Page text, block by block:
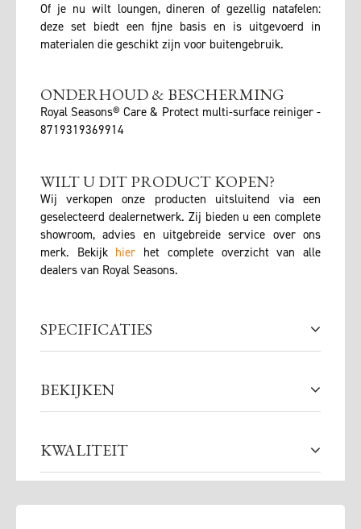
Of je nu wilt loungen, dineren of gezellig natafelen:
deze set biedt een fijne basis en is uitgevoerd in
materialen die geschikt zijn voor buitengebruik.
ONDERHOUD & BESCHERMING
Royal Seasons® Care & Protect multi-surface reiniger -
8719319369914
WILT U DIT PRODUCT KOPEN?
Wij verkopen onze producten uitsluitend via een
geselecteerd dealernetwerk. Zij bieden u een complete
showroom, advies en uitgebreide service over ons
merk. Bekijk hier het complete overzicht van alle
dealers van Royal Seasons.
SPECIFICATIES
BEKIJKEN
KWALITEIT